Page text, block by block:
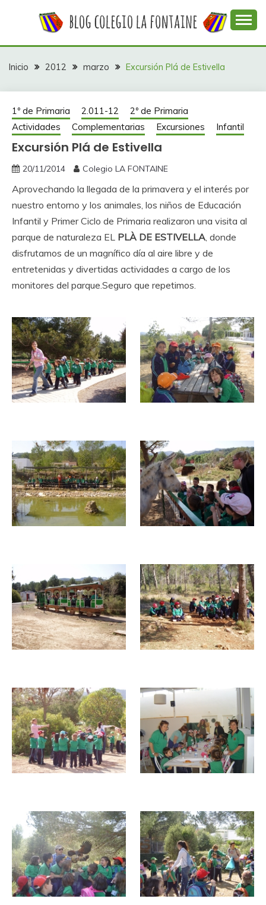
COLEGIO LA
FONTAINE
colegio La Fontaine
Inicio 2012 marzo Excursión Plá de Estivella
1º de Primaria 2.011-12
2º de Primaria
Actividades
Complementarias Excursiones Infantil
Excursión Plá de Estivella
20/11/2014 Colegio LA FONTAINE
Aprovechando la llegada de la primavera y el interés por
nuestro entorno y los animales, los niños de Educación
Infantil y Primer Ciclo de Primaria realizaron una visita al
parque de naturaleza EL PLÀ DE ESTIVELLA , donde
disfrutamos de un magnífico día al aire libre y de
entretenidas y divertidas actividades a cargo de los
monitores del parque.Seguro que repetimos.